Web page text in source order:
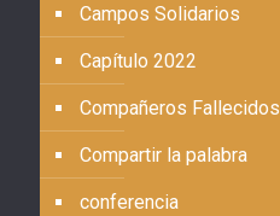
Campos Solidarios
Capítulo 2022
Compañeros Fallecidos
Compartir la palabra
conferencia